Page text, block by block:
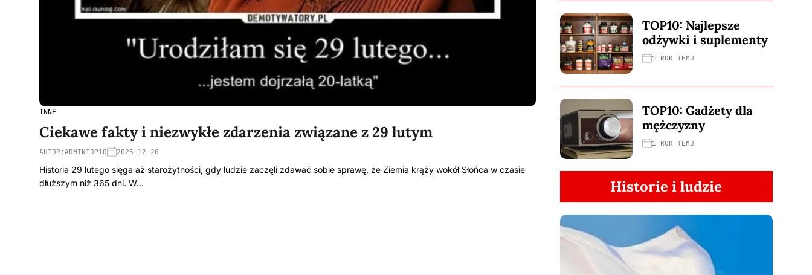
INNE
Ciekawe fakty i niezwykłe zdarzenia związane z 29 lutym
AUTOR: ADMINTOP10 2025-12-20
Historia 29 lutego sięga aż starożytności, gdy ludzie zaczęli zdawać sobie sprawę, że Ziemia krąży wokół Słońca w czasie
dłuższym niż 365 dni. W…
TOP10: Najlepsze
odżywki i suplementy
1 ROK TEMU
TOP10: Gadżety dla
mężczyzny
1 ROK TEMU
Historie i ludzie